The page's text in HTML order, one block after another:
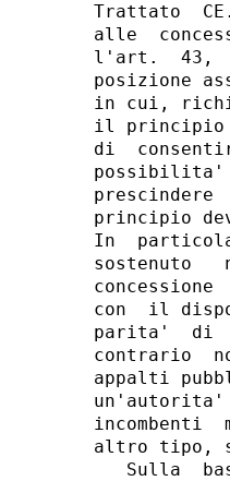
Trattato
alle
l'art.  43,
posizione
in cui,
il principio
di
possibilita'
principio
In
sostenuto
con  il
parita'  di
contrario
appalti
un'autorita'
incombenti
altro tipo,
Sulla